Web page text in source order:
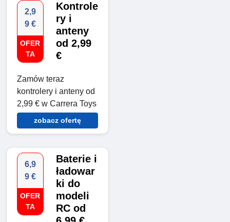
2,9
9 €
OFER
TA
Kontrole
ry i
anteny
od 2,99
€
Zamów teraz
kontrolery i anteny od
2,99 € w Carrera Toys
zobacz ofertę
6,9
9 €
OFER
TA
Baterie i
ładowar
ki do
modeli
RC od